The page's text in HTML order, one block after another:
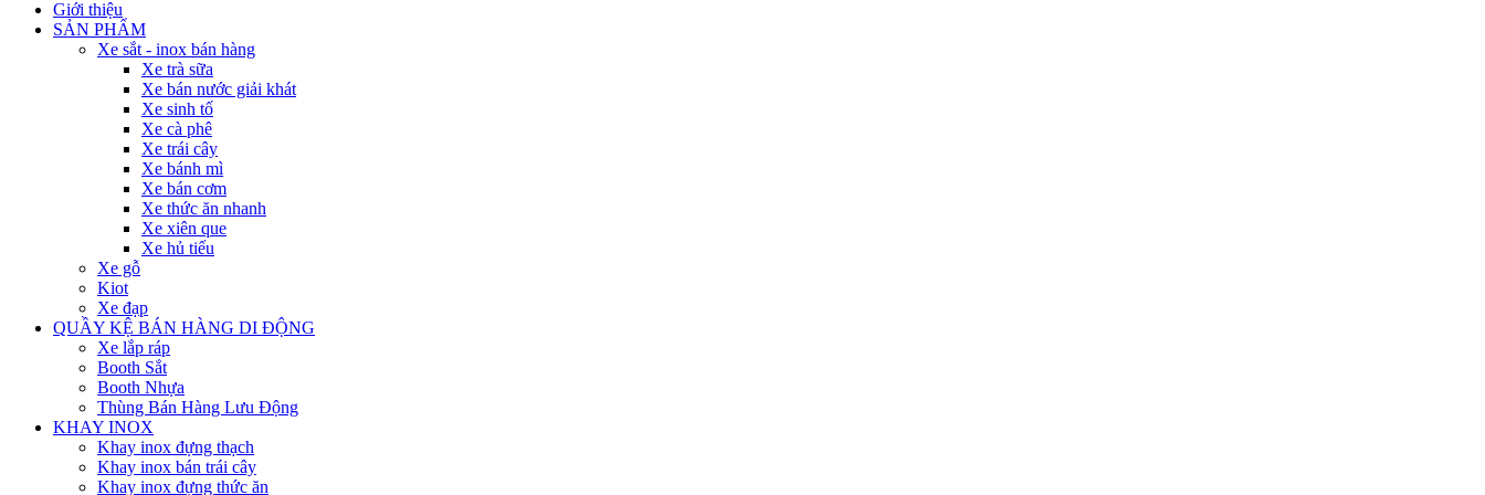
Giới thiệu
SẢN PHẨM
Xe sắt - inox bán hàng
Xe trà sữa
Xe bán nước giải khát
Xe sinh tố
Xe cà phê
Xe trái cây
Xe bánh mì
Xe bán cơm
Xe thức ăn nhanh
Xe xiên que
Xe hủ tiếu
Xe gỗ
Kiot
Xe đạp
QUẦY KỆ BÁN HÀNG DI ĐỘNG
Xe lắp ráp
Booth Sắt
Booth Nhựa
Thùng Bán Hàng Lưu Động
KHAY INOX
Khay inox đựng thạch
Khay inox bán trái cây
Khay inox đựng thức ăn